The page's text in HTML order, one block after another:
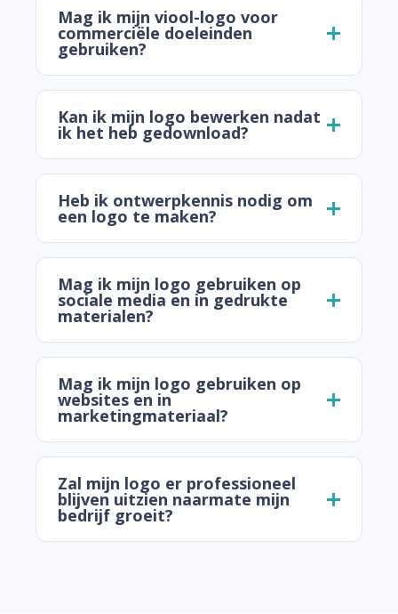
Mag ik mijn viool-logo voor
commerciële doeleinden
gebruiken?
Kan ik mijn logo bewerken nadat
ik het heb gedownload?
Heb ik ontwerpkennis nodig om
een logo te maken?
Mag ik mijn logo gebruiken op
sociale media en in gedrukte
materialen?
Mag ik mijn logo gebruiken op
websites en in
marketingmateriaal?
Zal mijn logo er professioneel
blijven uitzien naarmate mijn
bedrijf groeit?